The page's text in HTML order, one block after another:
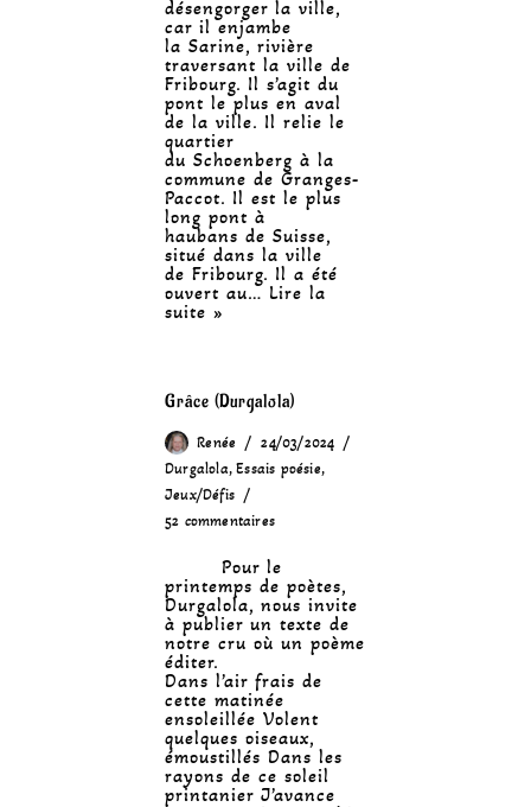
désengorger la ville,
car il enjambe
la Sarine, rivière
traversant la ville de
Fribourg. Il s’agit du
pont le plus en aval
de la ville. Il relie le
quartier
du Schoenberg à la
commune de Granges-
Paccot. Il est le plus
long pont à
haubans de Suisse,
situé dans la ville
de Fribourg. Il a été
ouvert au… Lire la
suite »
Grâce (Durgalola)
Renée
24/03/2024
Durgalola,Essais poésie,
Jeux/Défis
52 commentaires
Pour le
printemps de poètes,
Durgalola, nous invite
à publier un texte de
notre cru où un poème
éditer.
Dans l’air frais de
cette matinée
ensoleillée Volent
quelques oiseaux,
émoustillés Dans les
rayons de ce soleil
printanier J’avance